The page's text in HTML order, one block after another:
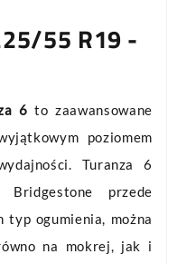
55 R19 -
6 to zaawansowane
poziomem
Turanza 6
przede
ogumienia, można
na mokrej, jak i